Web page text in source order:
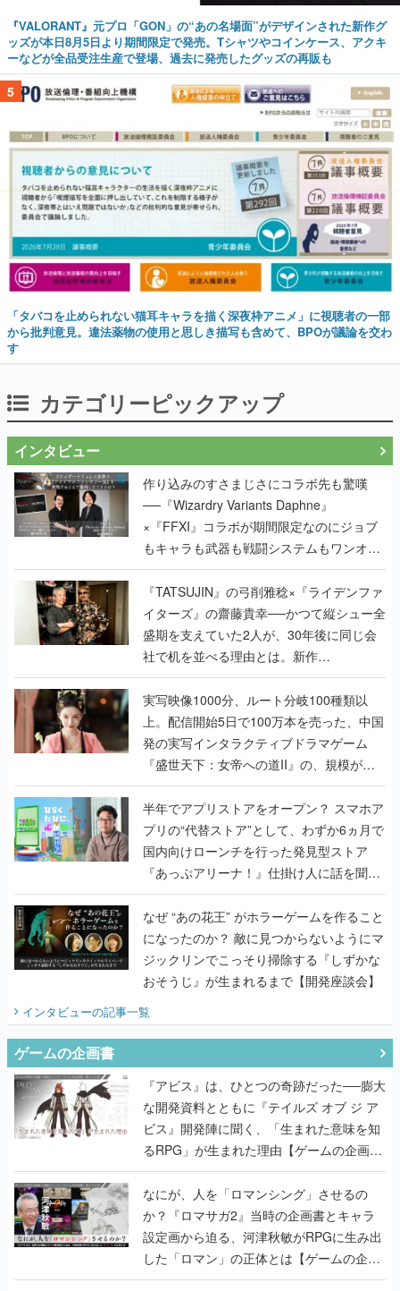
『VALORANT』元プロ「GON」の“あの名場面”がデザインされた新作グ
ッズが本日8月5日より期間限定で発売。Tシャツやコインケース、アクキ
ーなどが全品受注生産で登場、過去に発売したグッズの再販も
5
「タバコを止められない猫耳キャラを描く深夜枠アニメ」に視聴者の一部
から批判意見。違法薬物の使用と思しき描写も含めて、BPOが議論を交わ
す
カテゴリーピックアップ
インタビュー
作り込みのすさまじさにコラボ先も驚嘆
──『Wizardry Variants Daphne』
×『FFXI』コラボが期間限定なのにジョブ
もキャラも武器も戦闘システムもワンオフ
で作り込まれた理由を両ディレクターに聞
く
『TATSUJIN』の弓削雅稔×『ライデンファ
イターズ』の齋藤貴幸──かつて縦シュー全
盛期を支えていた2人が、30年後に同じ会
社で机を並べる理由とは。新作
『TATSUJIN EXTREME』で初タッグを組
んだレジェンド2人に訊く開発秘話
実写映像1000分、ルート分岐100種類以
上。配信開始5日で100万本を売った、中国
発の実写インタラクティブドラマゲーム
『盛世天下：女帝への道II』の、規模が違
うこだわりをプロデューサーに聞いた
半年でアプリストアをオープン？ スマホア
プリの“代替ストア”として、わずか6ヵ月で
国内向けローンチを行った発見型ストア
『あっぷアリーナ！』仕掛け人に話を聞い
てみた
なぜ “あの花王” がホラーゲームを作ること
になったのか？ 敵に見つからないようにマ
ジックリンでこっそり掃除する『しずかな
おそうじ』が生まれるまで【開発座談会】
インタビューの記事一覧
ゲームの企画書
『アビス』は、ひとつの奇跡だった──膨大
な開発資料とともに『テイルズ オブ ジ ア
ビス』開発陣に聞く、「生まれた意味を知
るRPG」が生まれた理由【ゲームの企画
書】
なにが、人を「ロマンシング」させるの
か？『ロマサガ2』当時の企画書とキャラ
設定画から迫る、河津秋敏がRPGに生み出
した「ロマン」の正体とは【ゲームの企画
書】